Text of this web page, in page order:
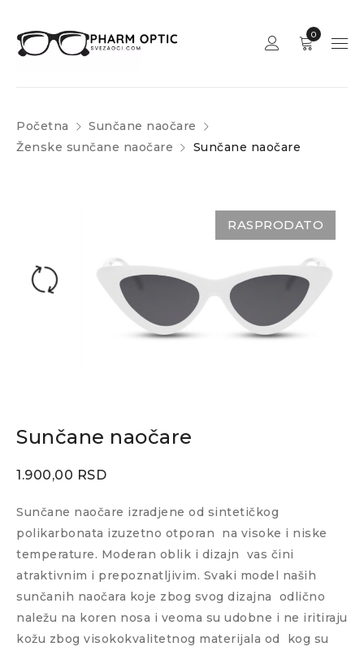
0
Početna
Sunčane naočare
Ženske sunčane naočare
Sunčane naočare
RASPRODATO
Sunčane naočare
1.900,00 RSD
Sunčane naočare izradjene od sintetičkog
polikarbonata izuzetno otporan
na visoke i niske
temperature. Moderan oblik i dizajn
vas čini
atraktivnim i prepoznatljivim. Svaki model naših
sunčanih naočara koje zbog svog dizajna
odlično
naležu na koren nosa i veoma su udobne i ne iritiraju
kožu zbog visokokvalitetnog materijala od
kog su